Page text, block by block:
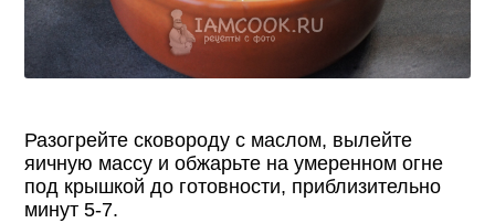
Разогрейте сковороду с маслом, вылейте
яичную массу и обжарьте на умеренном огне
под крышкой до готовности, приблизительно
минут 5-7.